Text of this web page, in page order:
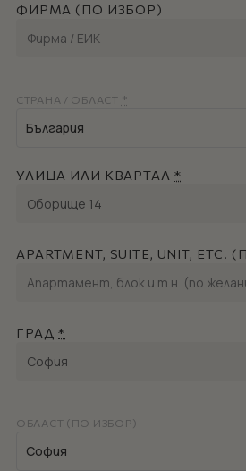
ФИРМА (ПО ИЗБОР)
СТРАНА / ОБЛАСТ *
България
УЛИЦА ИЛИ КВАРТАЛ *
APARTMENT, SUITE, UNIT,
ГРАД*
ОБЛАСТ (ПО ИЗБОР)
София